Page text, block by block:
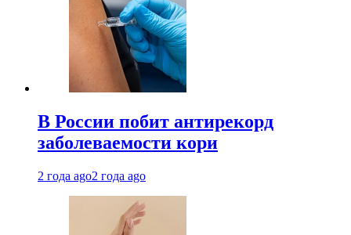
В России побит антирекорд
заболеваемости кори
2 года ago2 года ago